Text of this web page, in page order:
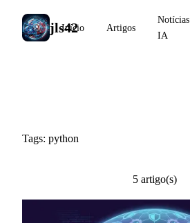
jls42
Início Artigos
Notícias
IA
Tags: python
5 artigo(s)